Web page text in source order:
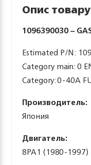
Опис товару
1096390030 –
Estimated P/N:
Category main: 0
Category: 0-40A
Производитель:
Япония
Двигатель:
8PA1 (1980-1997)